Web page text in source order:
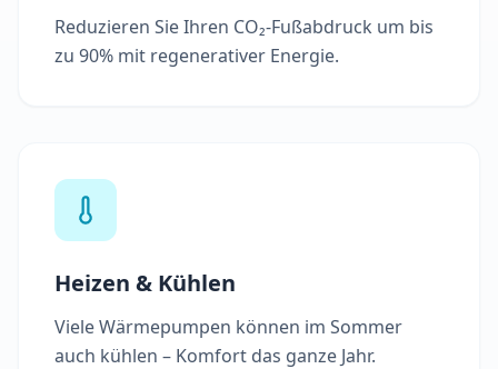
Reduzieren Sie Ihren CO₂-Fußabdruck um bis
zu 90% mit regenerativer Energie.
Heizen & Kühlen
Viele Wärmepumpen können im Sommer
auch kühlen – Komfort das ganze Jahr.